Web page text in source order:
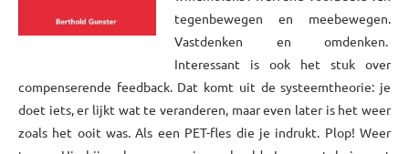
tegenbewegen en meebewegen.
Vastdenken en omdenken.
Interessant is ook het stuk over
compenserende feedback. Dat komt uit de systeemtheorie: je
doet iets, er lijkt wat te veranderen, maar even later is het weer
zoals het ooit was. Als een PET-fles die je indrukt. Plop! Weer